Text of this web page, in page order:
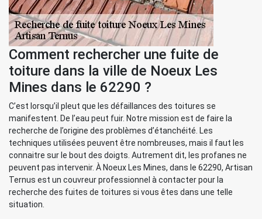
Comment rechercher une fuite de
toiture dans la ville de Noeux Les
Mines dans le 62290 ?
C’est lorsqu’il pleut que les défaillances des toitures se
manifestent. De l’eau peut fuir. Notre mission est de faire la
recherche de l’origine des problèmes d’étanchéité. Les
techniques utilisées peuvent être nombreuses, mais il faut les
connaitre sur le bout des doigts. Autrement dit, les profanes ne
peuvent pas intervenir. À Noeux Les Mines, dans le 62290, Artisan
Ternus est un couvreur professionnel à contacter pour la
recherche des fuites de toitures si vous êtes dans une telle
situation.